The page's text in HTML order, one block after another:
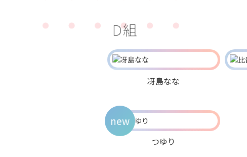
D組
冴島なな
つゆり
new